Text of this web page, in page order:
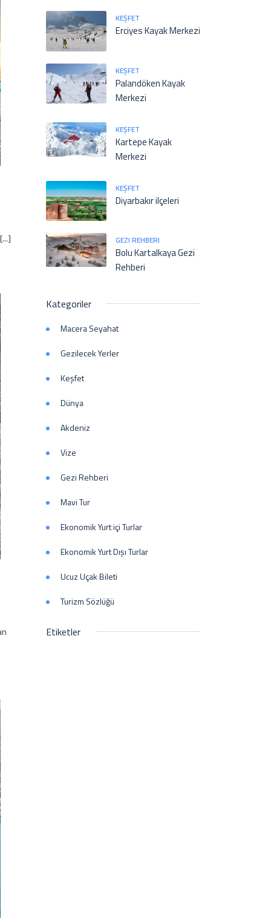
KEŞFET
Erciyes Kayak Merkezi
KEŞFET
Palandöken Kayak
Merkezi
KEŞFET
Kartepe Kayak
Merkezi
KEŞFET
Diyarbakır ilçeleri
GEZI REHBERI
Bolu Kartalkaya Gezi
Rehberi
Kategoriler
Macera Seyahat
Gezilecek Yerler
Keşfet
Dünya
Akdeniz
Vize
Gezi Rehberi
Mavi Tur
Ekonomik Yurt içi Turlar
Ekonomik Yurt Dışı Turlar
Ucuz Uçak Bileti
Turizm Sözlüğü
Etiketler